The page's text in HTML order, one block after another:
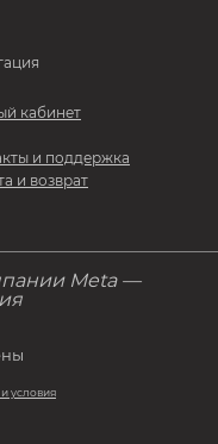
кабинет
и поддержка
и возврат
Meta —
условия